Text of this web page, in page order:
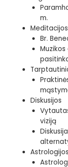
m.
Meditacijos
Br.
Diskusijos
viziją